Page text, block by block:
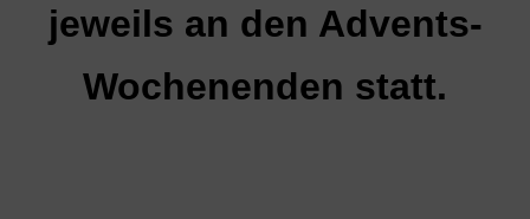
jeweils an den Advents-
Wochenenden statt.